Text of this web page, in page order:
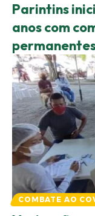
Parintins
anos com
COMBATE AO